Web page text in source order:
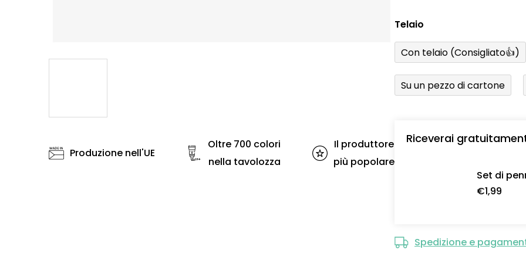
Telaio
Con telaio (Consigliato👍)
Su un pezzo di cartone
Riceverai
Set di
€1,99
Spedizione e
Produzione nell'UE
Oltre 700 colori
nella tavolozza
Il produttore
più popolare